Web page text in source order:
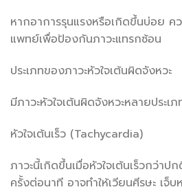
หากอาการรุนแรงหรือเกิดขึ้นบ่อย ค
แพทย์เพื่อป้องกันภาวะแทรกซ้อน
ประเภทของภาวะหัวใจเต้นผิดจังหวะ
มีภาวะหัวใจเต้นผิดจังหวะหลายประ
หัวใจเต้นเร็ว (Tachycardia)
ภาวะนี้เกิดขึ้นเมื่อหัวใจเต้นเร็วกว่า
ครั้งต่อนาที อาจทำให้เวียนศีรษะ เจ็